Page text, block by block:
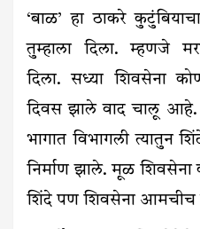
‘बाळ’ हा ठाकरे
तुम्हाला दिला. म्हणजे
दिला. सध्या शिवसेना
दिवस झाले वाद चालू आहे.
भागात विभागली त्यातुन
निर्माण झाले. मूळ शिवसेना
शिंदे पण शिवसेना आमचीच